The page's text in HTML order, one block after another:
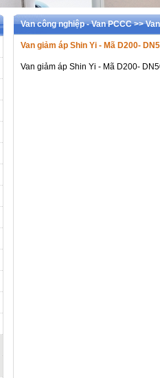
Van công nghiệp - Van PCCC >>
Van giảm áp Shin Yi - Mã D200-
Van giảm áp Shin Yi - Mã D200-